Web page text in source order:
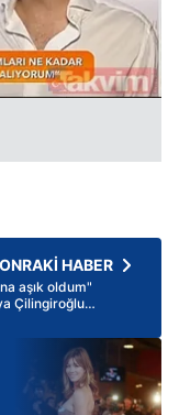
HABER
aşık oldum"
Çilingiroğlu